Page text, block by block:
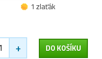
1 zlaťák
+ DO KOŠÍKU